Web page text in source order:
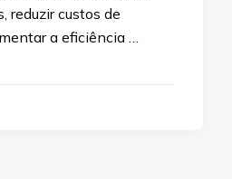
reduzir custos de
a eficiência …